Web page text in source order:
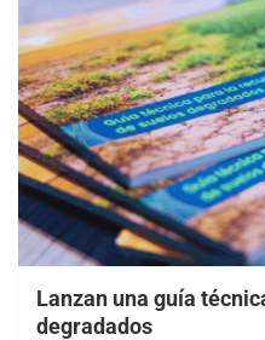
Lanzan una guía
degradados